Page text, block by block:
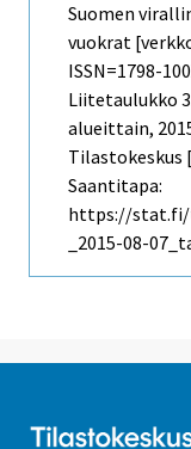
Suomen
vuokrat
ISSN=1798-
Liitetaulukko
alueittain,
Tilastokeskus
Saantitapa:
https://stat.fi/
_2015-08-